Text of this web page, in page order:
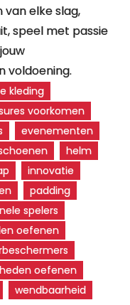
elke slag,
speel met passie
voldoening.
kleding
voorkomen
evenementen
helm
innovatie
padding
spelers
oefenen
oefenen
wendbaarheid